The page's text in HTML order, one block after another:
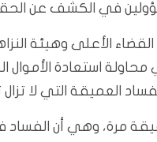
في الكشف عن
الأعلى وهيئة
استعادة الأموال
العميقة التي لا تزال
مرة، وهي أن الفساد